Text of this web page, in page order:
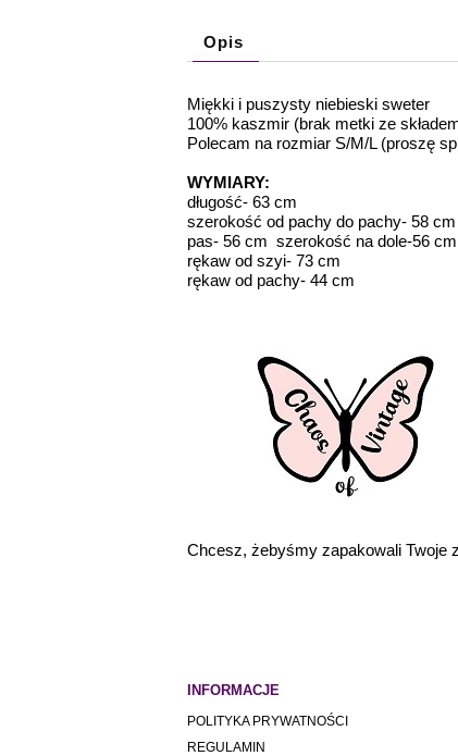
Opis
Miękki i puszysty niebieski sweter
100% kaszmir (brak metki ze
Polecam na rozmiar S/M/L (proszę
WYMIARY:
długość- 63 cm
szerokość od pachy do pachy- 58 cm
pas- 56 cm szerokość na dole-56 cm
rękaw od szyi- 73 cm
rękaw od pachy- 44 cm
Chcesz, żebyśmy zapakowali Twoje
INFORMACJE
POLITYKA PRYWATNOŚCI
REGULAMIN